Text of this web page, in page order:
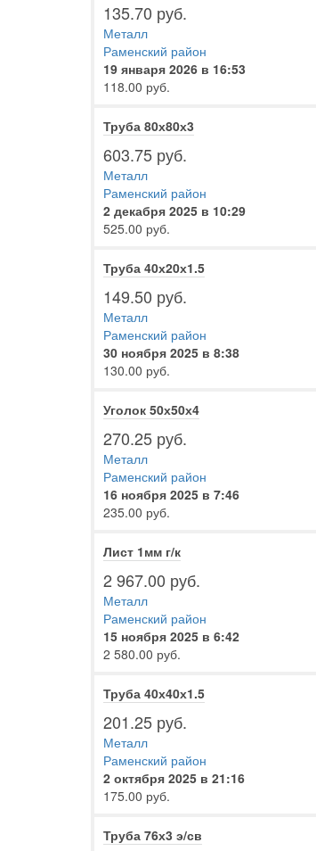
135.70 руб.
Металл
Раменский район
19 января 2026 в 16:53
118.00 руб.
Труба 80х80х3
603.75 руб.
Металл
Раменский район
2 декабря 2025 в 10:29
525.00 руб.
Труба 40х20х1.5
149.50 руб.
Металл
Раменский район
30 ноября 2025 в 8:38
130.00 руб.
Уголок 50х50х4
270.25 руб.
Металл
Раменский район
16 ноября 2025 в 7:46
235.00 руб.
Лист 1мм г/к
2 967.00 руб.
Металл
Раменский район
15 ноября 2025 в 6:42
2 580.00 руб.
Труба 40х40х1.5
201.25 руб.
Металл
Раменский район
2 октября 2025 в 21:16
175.00 руб.
Труба 76х3 э/св